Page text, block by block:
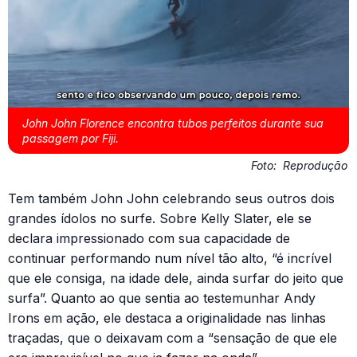
John John Florence encontra tubos perfeitos durante sua
passagem por Fiji.
Foto: Reprodução
Tem também John John celebrando seus outros dois
grandes ídolos no surfe. Sobre Kelly Slater, ele se
declara impressionado com sua capacidade de
continuar performando num nível tão alto, “é incrível
que ele consiga, na idade dele, ainda surfar do jeito que
surfa”. Quanto ao que sentia ao testemunhar Andy
Irons em ação, ele destaca a originalidade nas linhas
traçadas, que o deixavam com a “sensação de que ele